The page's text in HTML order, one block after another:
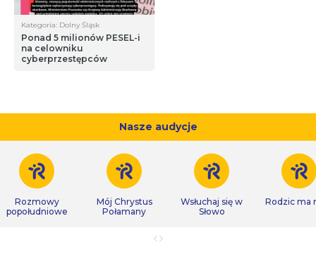
Kategoria: Dolny Śląsk
Ponad 5 milionów PESEL-i
na celowniku
cyberprzestępców
Nasze audycje
Rozmowy
popołudniowe
Mój Chrystus
Połamany
Wsłuchaj się w
Słowo
Rodzic ma